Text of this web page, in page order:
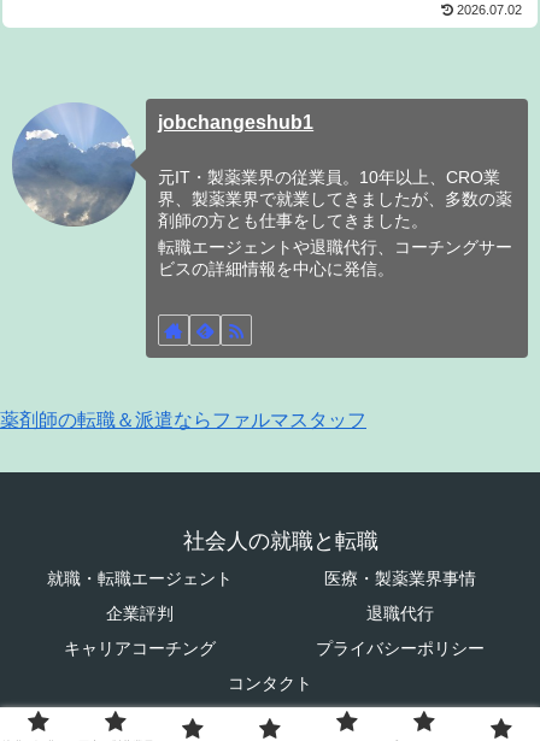
2026.07.02
jobchangeshub1
元IT・製薬業界の従業員。10年以上、CRO業
界、製薬業界で就業してきましたが、多数の薬
剤師の方とも仕事をしてきました。
転職エージェントや退職代行、コーチングサー
ビスの詳細情報を中心に発信。
薬剤師の転職＆派遣ならファルマスタッフ
社会人の就職と転職
就職・転職エージェント
医療・製薬業界事情
企業評判
退職代行
キャリアコーチング
プライバシーポリシー
コンタクト
© 2023 社会人の就職と転職.